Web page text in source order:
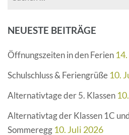
NEUESTE BEITRÄGE
Öffnungszeiten in den Ferien
Schulschluss & Feriengrüße 10.
Alternativtage der 5. Klassen
Alternativtag der Klassen 1C
Sommeregg 10. Juli 2026